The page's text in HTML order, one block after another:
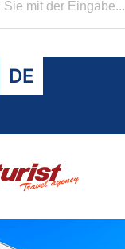
springen
DE